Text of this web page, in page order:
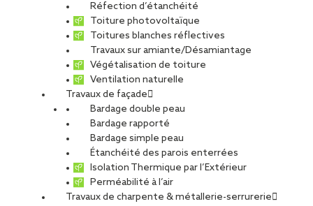
Réfection d’étanchéité
Toiture photovoltaïque
Toitures blanches réflectives
Travaux sur amiante/Désamiantage
Végétalisation de toiture
Ventilation naturelle
Travaux de façade
Bardage double peau
Bardage rapporté
Bardage simple peau
Étanchéité des parois enterrées
Isolation Thermique par l’Extérieur
Perméabilité à l’air
Travaux de charpente & métallerie-serrurerie
VOIR LES PHOTOS
Lycée Simone Veil de
Gignac